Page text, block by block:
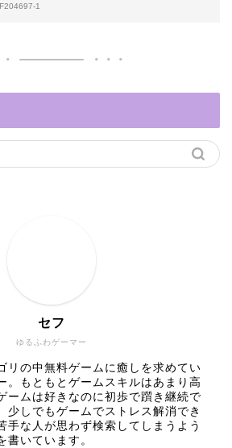
1
ゆるふわゲーマー
セフ
リの中無料ゲームに癒しを求めてい
。もともとゲームスキルはあまり高
ームは好きなのに初歩で躓き継続で
少しでもゲームでストレス解消でき
手な人が思わず検索してしまうよう
書いています。